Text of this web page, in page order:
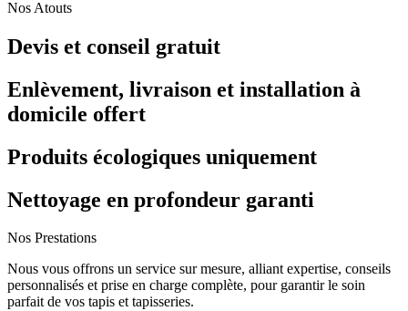
Nos Atouts
Devis et conseil gratuit
Enlèvement, livraison et installation à
domicile offert
Produits écologiques uniquement
Nettoyage en profondeur garanti
Nos Prestations
Nous vous offrons un service sur mesure, alliant expertise, conseils
personnalisés et prise en charge complète, pour garantir le soin
parfait de vos tapis et tapisseries.